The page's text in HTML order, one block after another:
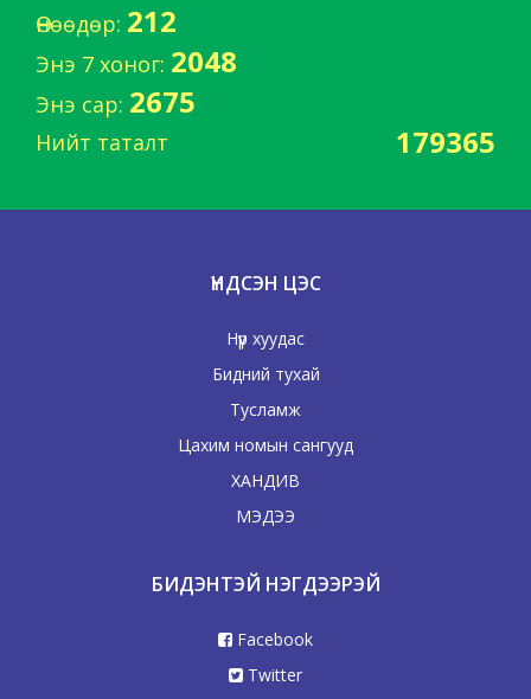
Өнөөдөр: 212
Энэ 7 хоног: 2048
Энэ сар: 2675
Нийт таталт 179365
ҮНДСЭН ЦЭС
Нүүр хуудас
Бидний тухай
Тусламж
Цахим номын сангууд
ХАНДИВ
МЭДЭЭ
БИДЭНТЭЙ НЭГДЭЭРЭЙ
Facebook
Twitter